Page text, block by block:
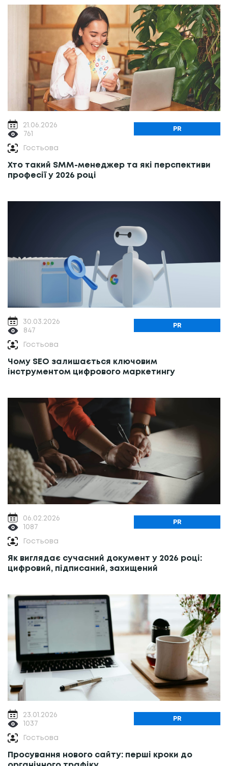
21.06.2026
761
PR
Гостьова
Хто такий SMM-менеджер та які перспективи
професії у 2026 році
30.03.2026
847
PR
Гостьова
Чому SEO залишається ключовим
інструментом цифрового маркетингу
06.02.2026
1087
PR
Гостьова
Як виглядає сучасний документ у 2026 році:
цифровий, підписаний, захищений
23.01.2026
1037
PR
Гостьова
Просування нового сайту: перші кроки до